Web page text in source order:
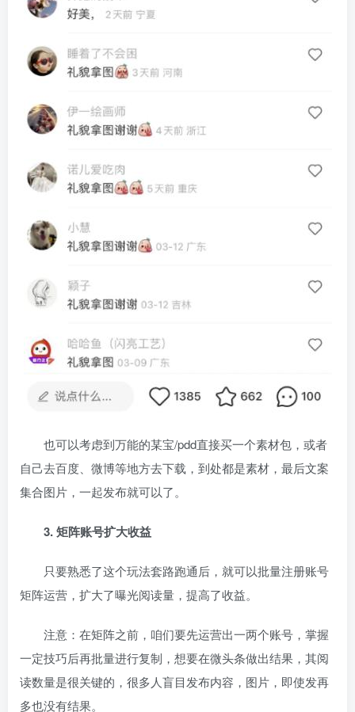
也可以考虑到万能的某宝/pdd直接买一个素材包，或者
自己去百度、微博等地方去下载，到处都是素材，最后文案
集合图片，一起发布就可以了。
3. 矩阵账号扩大收益
只要熟悉了这个玩法套路跑通后，就可以批量注册账号
矩阵运营，扩大了曝光阅读量，提高了收益。
注意：在矩阵之前，咱们要先运营出一两个账号，掌握
一定技巧后再批量进行复制，想要在微头条做出结果，其阅
读数量是很关键的，很多人盲目发布内容，图片，即使发再
多也没有结果。